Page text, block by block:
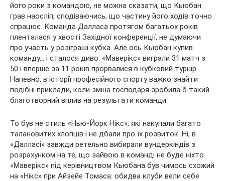
його роки з командою, не можна сказати, що Кьюбан
грав наосліп, сподіваючись, що частину його ходів точно
спрацює. Команда Далласа протягом багатьох років
пленталася у хвості Західної конференції, не думаючи
про участь у розіграші кубка. Але ось Кьюбан купив
команду… і сталося диво: «Маверікс» виграли 31 матч з
50 і вперше за 11 років прорвалися в кубковий турнір.
Напевно, в історії професійного спорту важко знайти
подібні приклади, коли зміна господаря зробила б такий
благотворний вплив на результати команди.
То був не стиль «Нью-Йорк Нікс», які накупали багато
талановитих хлопців і не дбали про їх розвиток. Ні, в
«Далласі» завжди ретельно вибирали вундеркіндів з
розрахунком на те, що зайвою в команді не буде ніхто.
«Маверікс» під керівництвом Кьюбана був чимось схожий
на «Нікс» при Айзейе Томаса: обидва клуби вели себе